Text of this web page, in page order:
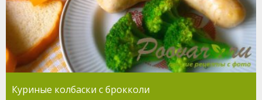
Куриные колбаски с брокколи